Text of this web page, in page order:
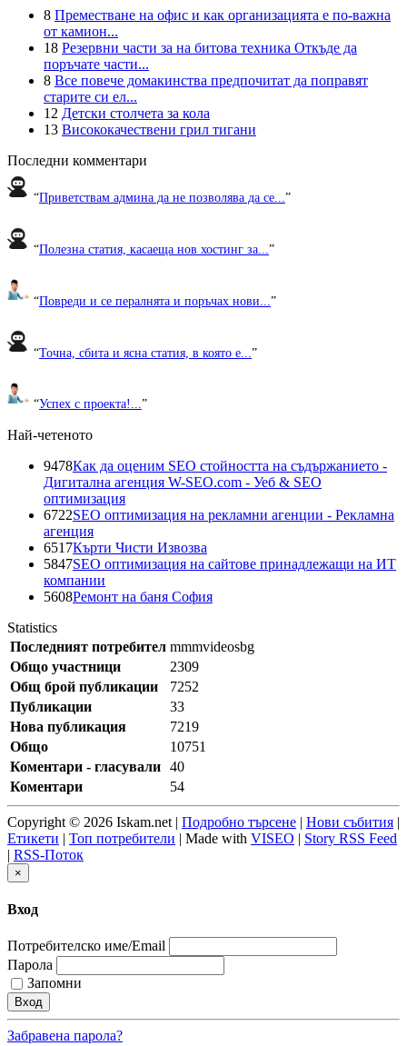
8 Преместване на офис и как организацията е по-важна
от камион...
18 Резервни части за на битова техника Откъде да
поръчате части...
8 Все повече домакинства предпочитат да поправят
старите си ел...
12 Детски столчета за кола
13 Висококачествени грил тигани
Последни комментари
“Приветствам админа да не позволява да се...”
“Полезна статия, касаеща нов хостинг за... ”
“Повреди и се пералнята и поръчах нови... ”
“Точна, сбита и ясна статия, в която е... ”
“Успех с проекта!...”
Най-четеното
9478Как да оценим SEO стойността на съдържанието -
Дигитална агенция W-SEO.com - Уеб & SEO
оптимизация
6722SEO оптимизация на рекламни агенции - Рекламна
агенция
6517Кърти Чисти Извозва
5847SEO оптимизация на сайтове принадлежащи на ИТ
компании
5608Ремонт на баня София
Statistics
Последният потребител mmmvideosbg
Общо участници
2309
Общ брой публикации
7252
Публикации
33
Нова публикация
7219
Общо
10751
Коментари - гласували 40
Коментари
54
Copyright © 2026 Iskam.net | Подробно търсене | Нови събития |
Етикети | Топ потребители | Made with VISEO | Story RSS Feed
| RSS-Поток
×
Вход
Потребителско име/Email
Парола
Запомни
Забравена парола?